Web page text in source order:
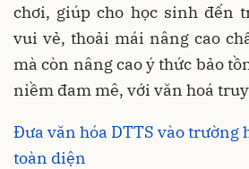
chơi, giúp cho học sinh đến
vui vẻ, thoải mái nâng cao
mà còn nâng cao ý thức bảo
niềm đam mê, với văn hoá
Đưa văn hóa DTTS vào trường
toàn diện